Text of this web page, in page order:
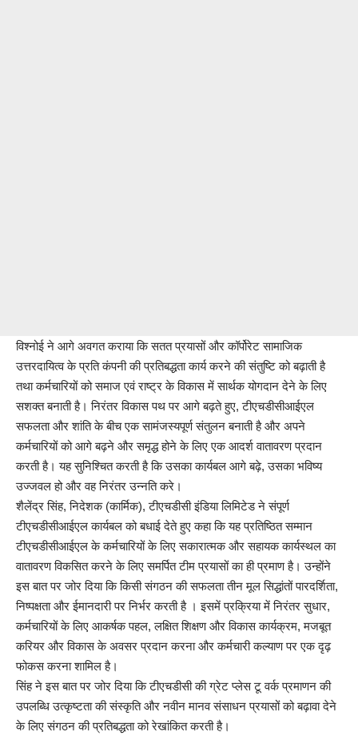
विश्नोई ने आगे अवगत कराया कि सतत प्रयासों और कॉर्पोरेट सामाजिक
उत्तरदायित्व के प्रति कंपनी की प्रतिबद्धता कार्य करने की संतुष्टि को बढ़ाती है
तथा कर्मचारियों को समाज एवं राष्ट्र के विकास में सार्थक योगदान देने के लिए
सशक्त बनाती है। निरंतर विकास पथ पर आगे बढ़ते हुए, टीएचडीसीआईएल
सफलता और शांति के बीच एक सामंजस्यपूर्ण संतुलन बनाती है और अपने
कर्मचारियों को आगे बढ़ने और समृद्ध होने के लिए एक आदर्श वातावरण प्रदान
करती है। यह सुनिश्चित करती है कि उसका कार्यबल आगे बढ़े, उसका भविष्‍य
उज्‍जवल हो और वह निरंतर उन्‍नति करे।
शैलेंद्र सिंह, निदेशक (कार्मिक), टीएचडीसी इंडिया लिमिटेड ने संपूर्ण
टीएचडीसीआईएल कार्यबल को बधाई देते हुए कहा कि यह प्रतिष्‍ठित सम्मान
टीएचडीसीआईएल के कर्मचारियों के लिए सकारात्मक और सहायक कार्यस्थल का
वातावरण विकसित करने के लिए समर्पित टीम प्रयासों का ही प्रमाण है। उन्होंने
इस बात पर जोर दिया कि किसी संगठन की सफलता तीन मूल सिद्धांतों पारदर्शिता,
निष्पक्षता और ईमानदारी पर निर्भर करती है । इसमें प्रक्रिया में निरंतर सुधार,
कर्मचारियों के लिए आकर्षक पहल, लक्षित शिक्षण और विकास कार्यक्रम, मजबूत
करियर और विकास के अवसर प्रदान करना और कर्मचारी कल्याण पर एक दृढ़
फोकस करना शामिल है।
सिंह ने इस बात पर जोर दिया कि टीएचडीसी की ग्रेट प्लेस टू वर्क प्रमाणन की
उपलब्धि उत्कृष्टता की संस्कृति और नवीन मानव संसाधन प्रयासों को बढ़ावा देने
के लिए संगठन की प्रतिबद्धता को रेखांकित करती है।